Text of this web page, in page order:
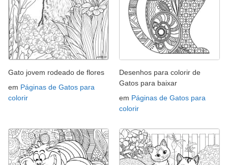
Gato jovem rodeado de flores
em Páginas de Gatos para
colorir
Desenhos para colorir de
Gatos para baixar
em Páginas de Gatos para
colorir